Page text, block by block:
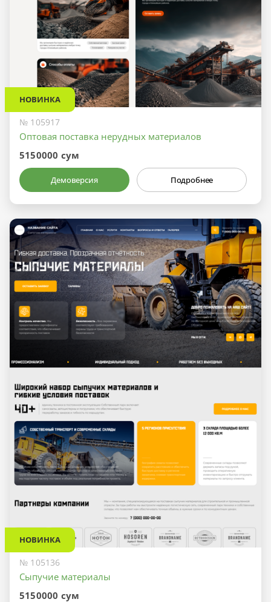
НОВИНКА
№ 105917
Оптовая поставка нерудных материалов
5150000 сум
Демоверсия Подробнее
НОВИНКА
№ 105136
Сыпучие материалы
5150000 сум